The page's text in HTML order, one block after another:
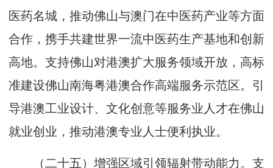
医药名城，推动佛山与澳门在中医药产业等方面
合作，携手共建世界一流中医药生产基地和创新
高地。支持佛山对港澳扩大服务领域开放，高标
准建设佛山南海粤港澳合作高端服务示范区。引
导港澳工业设计、文化创意等服务业人才在佛山
就业创业，推动港澳专业人士便利执业。
（二十五）增强区域引领辐射带动能力。支